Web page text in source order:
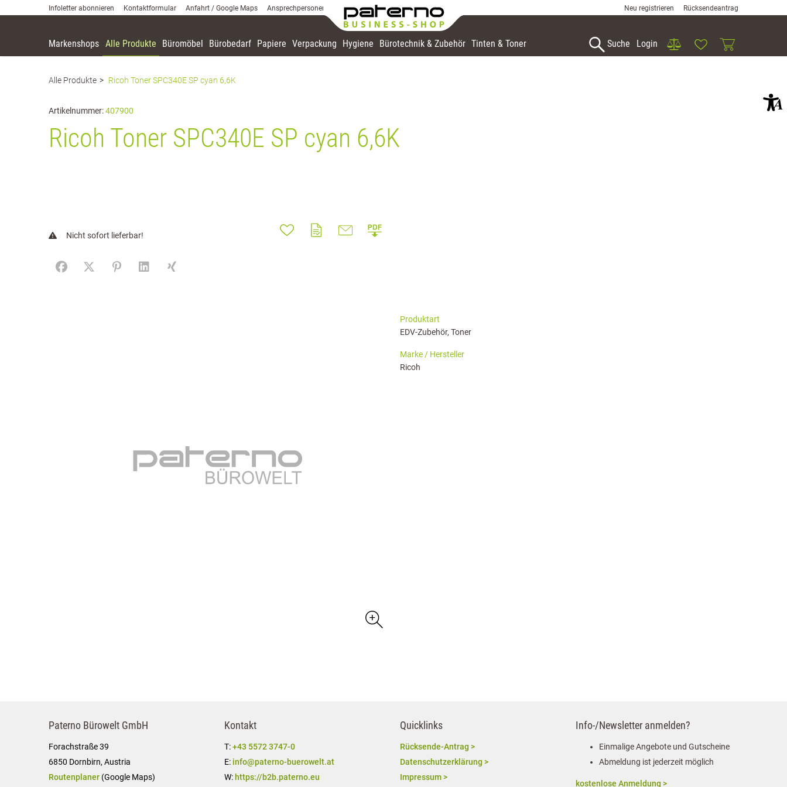
Infoletter abonnieren Kontaktformular Anfahrt / Google Maps Ansprechpersonen Neu registrieren Rücksendeantrag
Suche Login VergleichWunschlisteWarenkorb
Markenshops Alle Produkte Büromöbel Bürobedarf Papiere Verpackung Hygiene Bürotechnik & Zubehör Tinten & Toner
Alle Produkte Ricoh Toner SPC340E SP cyan 6,6K
Artikelnummer:407900
Ricoh Toner SPC340E SP cyan 6,6K
Nicht sofort lieferbar!
FacebookX (#[creator\plugin\share\core\structs\SocialSharingServiceSettings]:formaly_twitter#)
PinterestLinkedInXing
Produktart
EDV-Zubehör, Toner
Marke / Hersteller
Ricoh
Paterno Bürowelt GmbH
Forachstraße 39
6850 Dornbirn, Austria
Routenplaner (Google Maps)
Kontakt
T:+43 5572 3747-0
E: info@paterno-buerowelt.at
W: https://b2b.paterno.eu
Quicklinks
Rücksende-Antrag >
Datenschutzerklärung >
Impressum >
Info-/Newsletter anmelden?
Einmalige Angebote und Gutscheine
Abmeldung ist jederzeit möglich
kostenlose Anmeldung >